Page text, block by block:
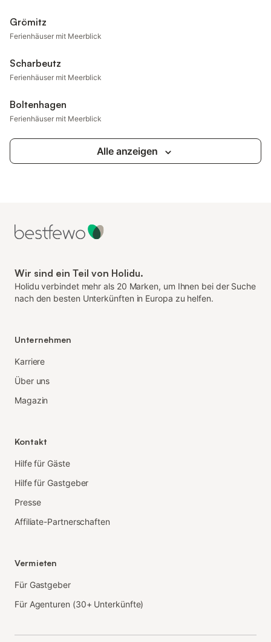
Grömitz
Ferienhäuser mit Meerblick
Scharbeutz
Ferienhäuser mit Meerblick
Boltenhagen
Ferienhäuser mit Meerblick
Alle anzeigen
Wir sind ein Teil von Holidu.
Holidu verbindet mehr als 20 Marken, um Ihnen bei der Suche
nach den besten Unterkünften in Europa zu helfen.
Unternehmen
Karriere
Über uns
Magazin
Kontakt
Hilfe für Gäste
Hilfe für Gastgeber
Presse
Affiliate-Partnerschaften
Vermieten
Für Gastgeber
Für Agenturen (30+ Unterkünfte)